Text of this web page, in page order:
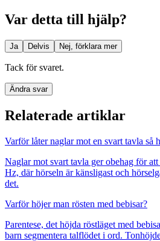
Var detta till hjälp?
Ja Delvis Nej, förklara mer
Tack för svaret.
Ändra svar
Relaterade artiklar
Varför låter naglar mot en svart tavla så
Naglar mot svart tavla ger obehag för
Hz, där hörseln är känsligast och
det.
Varför höjer man rösten med bebisar?
Parentese, det höjda röstläget med
barn segmentera talflödet i ord.